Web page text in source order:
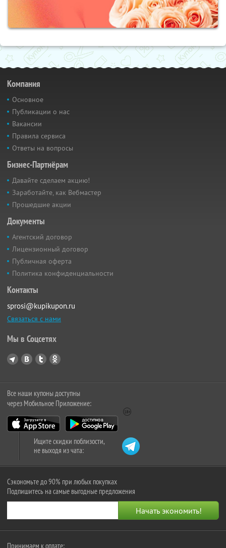
Компания
Основное
Публикации о нас
Вакансии
Правила сервиса
Ответы на вопросы
Бизнес-Партнёрам
Давайте сделаем акцию!
Заработайте, как Вебмастер
Прошедшие акции
Документы
Агентский договор
Лицензионный договор
Публичная оферта
Политика конфиденциальности
Контакты
sprosi@kupikupon.ru
Связаться с нами
Мы в Соцсетях
Все наши купоны доступны
через Мобильное Приложение:
Ищите скидки поблизости,
не выходя из чата:
Сэкономьте до 90% при любых покупках
Подпишитесь на самые выгодные предложения
Принимаем к оплате: